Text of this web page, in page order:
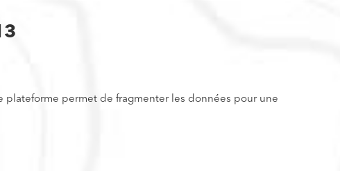
permet de fragmenter les données pour une